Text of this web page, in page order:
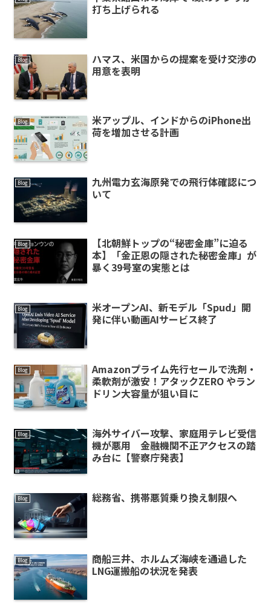
打ち上げられる
Blog
ハマス、米国からの提案を受け交渉の
用意を表明
Blog
米アップル、インドからのiPhone出
荷を増加させる計画
Blog
九州電力玄海原発での飛行体確認につ
いて
Blog
【北朝鮮トップの“秘密金庫”に迫る
本】「金正恩の隠された秘密金庫」が
暴く39号室の実態とは
Blog
米オープンAI、新モデル「Spud」開
発に伴い動画AIサービス終了
Blog
Amazonプライム先行セールで洗剤・
柔軟剤が激安！アタックZERO やラン
ドリン大容量が狙い目に
Blog
海外サイバー攻撃、家庭用テレビ受信
機が悪用 金融機関不正アクセスの踏
み台に【警察庁発表】
Blog 総務省、携帯悪質乗り換え制限へ
Blog
商船三井、ホルムズ海峡を通過した
LNG運搬船の状況を発表